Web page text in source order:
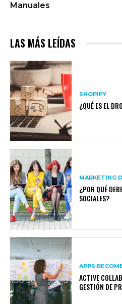
Manuales
LAS MÁS LEÍDAS
SHOPIFY
¿QUÉ ES EL
MARKETING
¿POR QUÉ
SOCIALES?
APPS
ACTIVE
GESTIÓN DE